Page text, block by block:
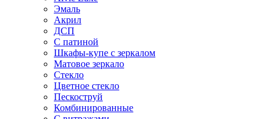
Эмаль
Акрил
ДСП
С патиной
Шкафы-купе с зеркалом
Матовое зеркало
Стекло
Цветное стекло
Пескоструй
Комбинированные